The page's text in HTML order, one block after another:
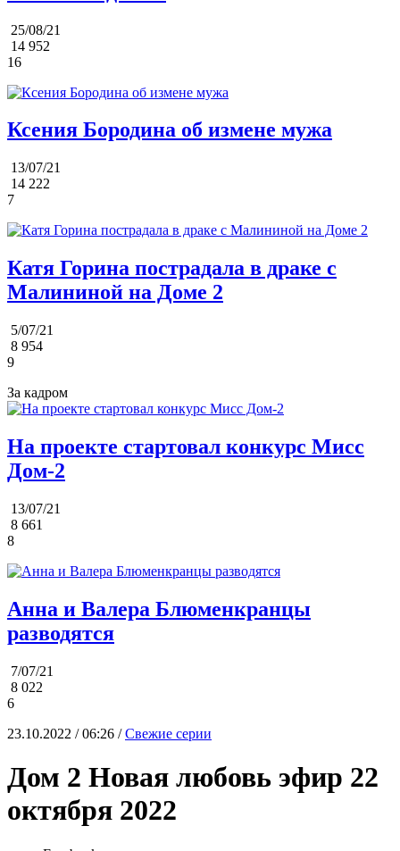
25/08/21
14 952
16
Ксения Бородина об измене мужа
13/07/21
14 222
7
Катя Горина пострадала в драке с
Малининой на Доме 2
5/07/21
8 954
9
За кадром
На проекте стартовал конкурс Мисс
Дом-2
13/07/21
8 661
8
Анна и Валера Блюменкранцы
разводятся
7/07/21
8 022
6
23.10.2022 / 06:26 /Свежие серии
Дом 2 Новая любовь эфир 22
октября 2022